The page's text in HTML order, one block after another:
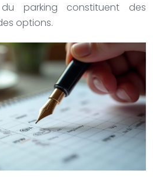
parking constituent des
options.